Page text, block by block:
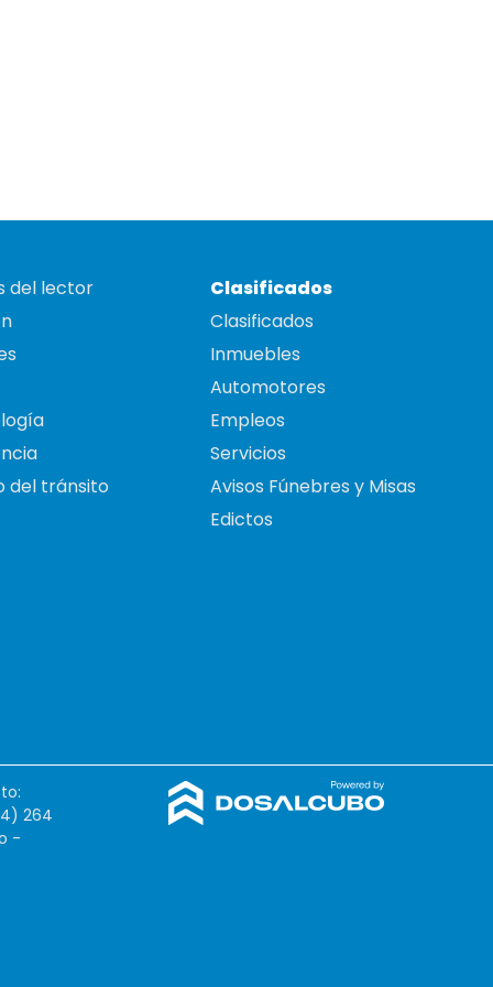
del lector
del tránsito
Clasificados
Clasificados
Inmuebles
Automotores
Empleos
Servicios
Avisos Fúnebres y Misas
Edictos
264
-